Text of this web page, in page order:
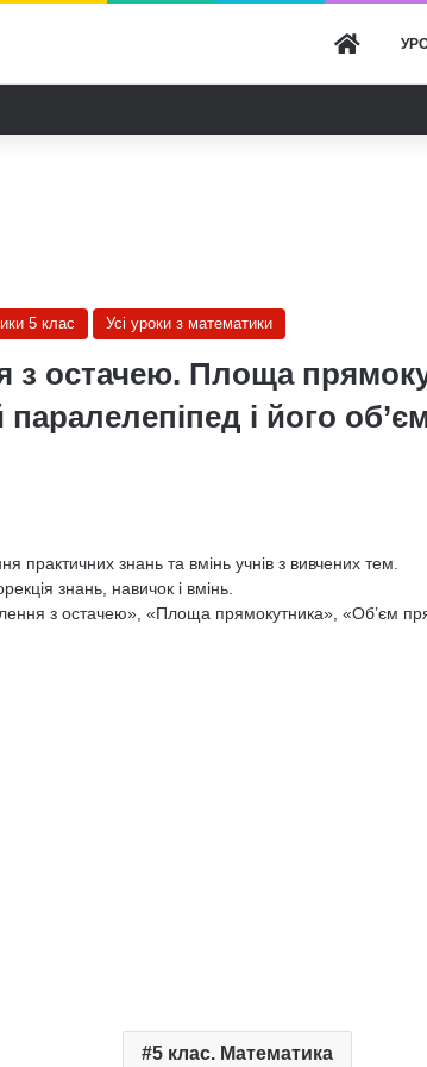
5 клас Усі уроки з математики
з остачею. Площа
і його
практичних знань та вмінь учнів з вивчених тем.
знань, навичок і вмінь.
з остачею», «Площа прямокутника», «Об’єм
5 клас. Математика